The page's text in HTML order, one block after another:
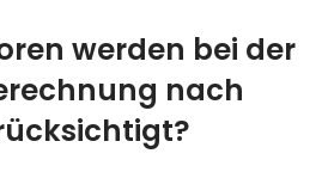
werden bei der
nach